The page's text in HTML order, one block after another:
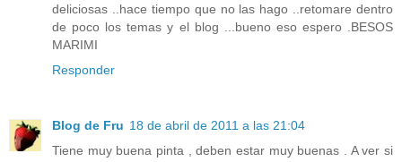
deliciosas ..hace tiempo que no las hago ..retomare dentro
de poco los temas y el blog ...bueno eso espero .BESOS
MARIMI
Responder
Blog de Fru 18 de abril de 2011 a las 21:04
Tiene muy buena pinta , deben estar muy buenas . A ver si